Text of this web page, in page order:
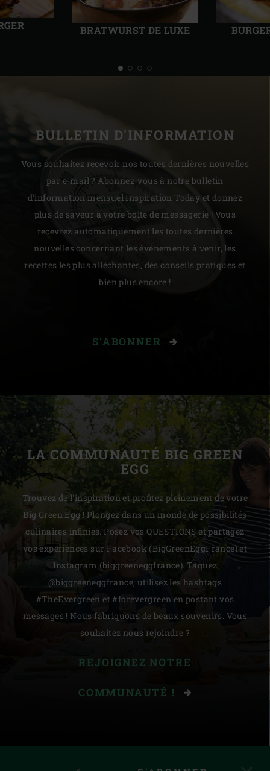
BRATWURST DE LUXE
précédente
BULLETIN D'INFORMATION
Vous souhaitez recevoir nos toutes dernières nouvelles
par e-mail ? Abonnez-vous à notre bulletin
d'information mensuel Inspiration Today et donnez
plus de saveur à votre boîte de messagerie ! Vous
recevrez automatiquement les toutes dernières
nouvelles concernant les événements à venir, les
recettes les plus alléchantes, des conseils pratiques et
bien plus encore !
S'ABONNER
LA COMMUNAUTÉ BIG GREEN
EGG
Trouvez de l'inspiration et profitez pleinement de votre
Big Green Egg ! Plongez dans un monde de possibilités
culinaires infinies. Posez vos QUESTIONS et partagez
vos expériences sur Facebook (BigGreenEggFrance) et
Instagram (biggreeneggfrance). Taguez
@biggreeneggfrance, utilisez les hashtags
#TheEvergreen et #forevergreen en postant vos
messages ! Nous fabriquons de beaux souvenirs. Vous
souhaitez nous rejoindre ?
REJOIGNEZ NOTRE
COMMUNAUTÉ !